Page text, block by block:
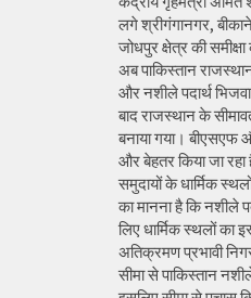
लगे श्रीगंगानगर,
जोधपुर क्षेत्र की
अब पाकिस्तान
और नशीले पदार्थ
बाद राजस्थान के
बनाया गया। बीएसएफ
और बेहतर किया जा
समुदायों के धार्मिक
का मानना है कि नशीले
लिए धार्मिक स्थलों का
अतिक्रमण प्रभावी
सीमा से पाकिस्तान